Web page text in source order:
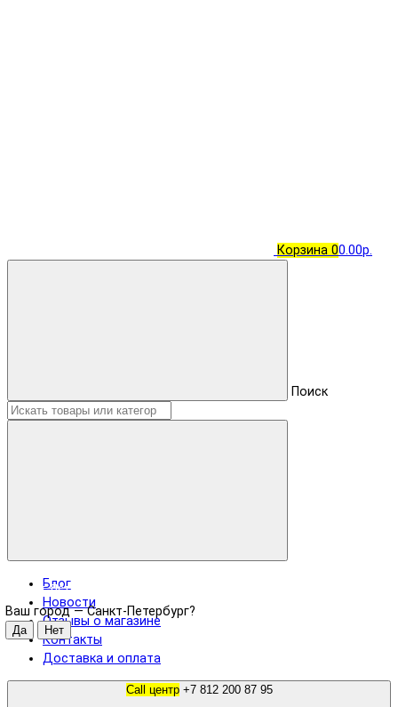
Корзина 00.00р.
Поиск
Санкт-Петербург
Ваш город —Санкт-Петербург?
Блог
Новости
Отзывы о магазине
Контакты
Доставка и оплата
Call центр +7 812 200 87 95